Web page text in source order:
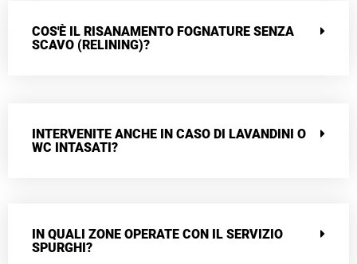
COS'È IL RISANAMENTO FOGNATURE SENZA
SCAVO (RELINING)?
INTERVENITE ANCHE IN CASO DI LAVANDINI O
WC INTASATI?
IN QUALI ZONE OPERATE CON IL SERVIZIO
SPURGHI?